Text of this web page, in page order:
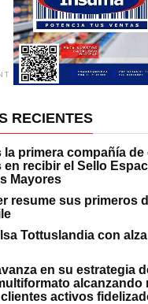
RECIENTES
la primera compañía
en recibir el Sello
Mayores
resume sus primeros
Tottuslandia con alza
en su estrategia
alcanzando
activos